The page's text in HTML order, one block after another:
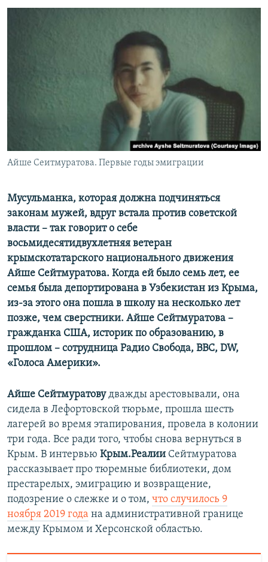
Айше Сеитмуратова. Первые годы эмиграции
Мусульманка, которая должна подчиняться
законам мужей, вдруг встала против советской
власти – так говорит о себе
восьмидесятидвухлетняя ветеран
крымскотатарского национального движения
Айше Сейтмуратова. Когда ей было семь лет, ее
семья была депортирована в Узбекистан из Крыма,
из-за этого она пошла в школу на несколько лет
позже, чем сверстники. Айше Сейтмуратова –
гражданка США, историк по образованию, в
прошлом – сотрудница Радио Свобода, ВВС, DW,
«Голоса Америки».
Айше Сейтмуратовудважды арестовывали, она
сидела в Лефортовской тюрьме, прошла шесть
лагерей во время этапирования, провела в колонии
три года. Все ради того, чтобы снова вернуться в
Крым. В интервью Крым.Реалии Сейтмуратова
рассказывает про тюремные библиотеки, дом
престарелых, эмиграцию и возвращение,
подозрение о слежке и о том, что случилось 9
ноября 2019 года на административной границе
между Крымом и Херсонской областью.